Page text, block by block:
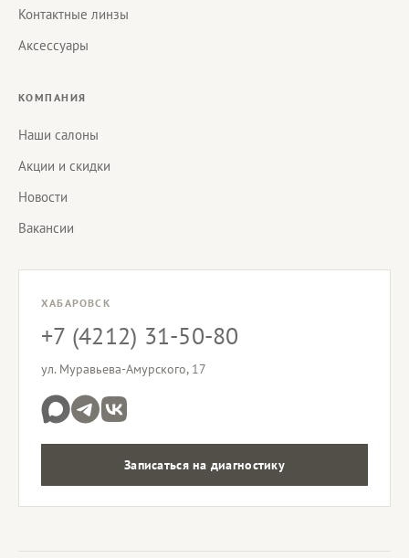
Контактные линзы
Аксессуары
КОМПАНИЯ
Наши салоны
Акции и скидки
Новости
Вакансии
ХАБАРОВСК
+7 (4212) 31-50-80
ул. Муравьева-Амурского, 17
Записаться на диагностику